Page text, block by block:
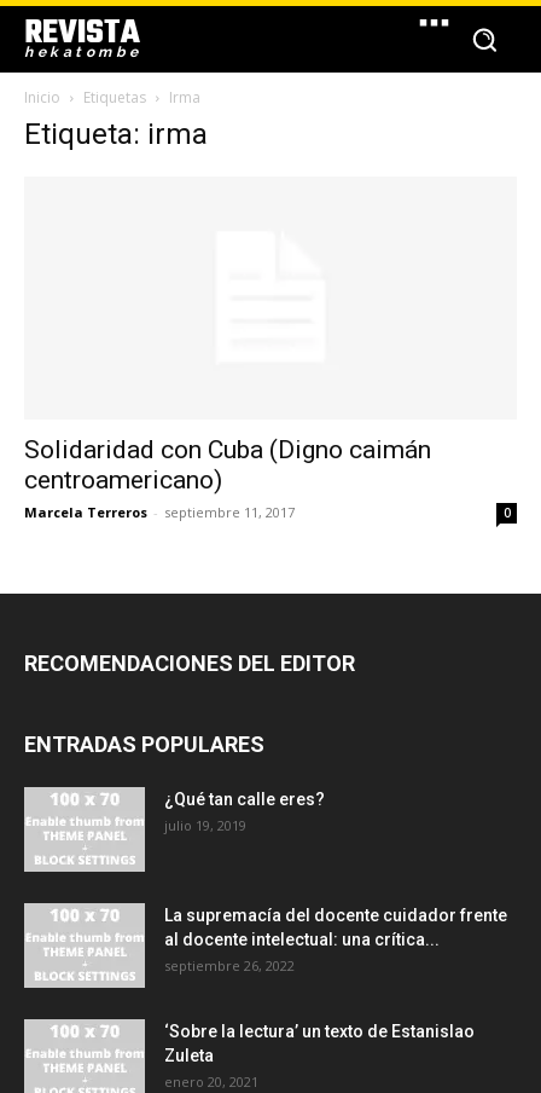
REVISTA
hekatombe
Inicio Etiquetas Irma
Etiqueta: irma
Solidaridad con Cuba (Digno caimán
centroamericano)
Marcela Terreros - septiembre 11, 2017 0
RECOMENDACIONES DEL EDITOR
ENTRADAS POPULARES
¿Qué tan calle eres?
julio 19, 2019
La supremacía del docente cuidador frente
al docente intelectual: una crítica...
septiembre 26, 2022
‘Sobre la lectura’ un texto de Estanislao
Zuleta
enero 20, 2021